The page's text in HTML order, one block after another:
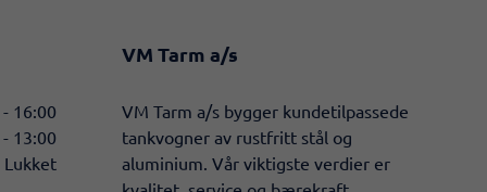
16:00
13:00
Lukket
VM Tarm a/s
​VM Tarm a/s bygger kundetilpassede
tankvogner av rustfritt stål og
aluminium. Vår viktigste verdier er